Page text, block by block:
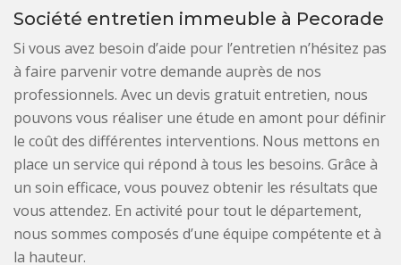
Société entretien immeuble à Pecorade
Si vous avez besoin d’aide pour l’entretien n’hésitez pas
à faire parvenir votre demande auprès de nos
professionnels. Avec un devis gratuit entretien, nous
pouvons vous réaliser une étude en amont pour définir
le coût des différentes interventions. Nous mettons en
place un service qui répond à tous les besoins. Grâce à
un soin efficace, vous pouvez obtenir les résultats que
vous attendez. En activité pour tout le département,
nous sommes composés d’une équipe compétente et à
la hauteur.